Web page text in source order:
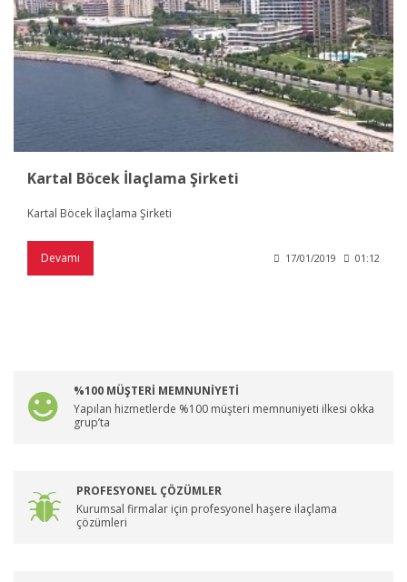
Kartal Böcek İlaçlama Şirketi
Kartal Böcek İlaçlama Şirketi
Devamı 17/01/2019 01:12
%100 MÜŞTERİ MEMNUNİYETİ
Yapılan hizmetlerde %100 müşteri memnuniyeti ilkesi okka
grup’ta
PROFESYONEL ÇÖZÜMLER
Kurumsal firmalar için profesyonel haşere ilaçlama
çözümleri